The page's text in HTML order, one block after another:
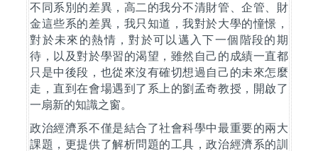
不同系別的差異，高二的我分不清財管、企管、財
金這些系的差異，我只知道，我對於大學的憧憬，
對於未來的熱情，對於可以邁入下一個階段的期
待，以及對於學習的渴望，雖然自己的成績一直都
只是中後段，也從來沒有確切想過自己的未來怎麼
走，直到在會場遇到了系上的劉孟奇教授，開啟了
一扇新的知識之窗。
政治經濟系不僅是結合了社會科學中最重要的兩大
課題，更提供了解析問題的工具，政治經濟系的訓